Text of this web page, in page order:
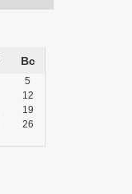
Вс
5
12
19
26